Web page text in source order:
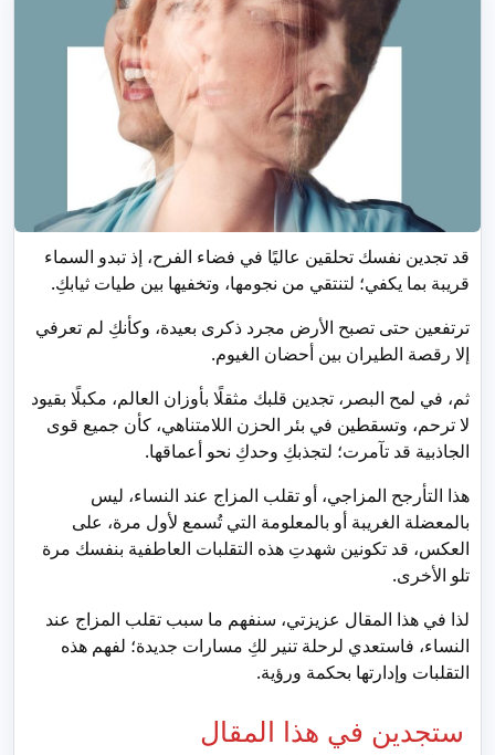
قد تجدين نفسك تحلقين عاليًا في فضاء الفرح، إذ تبدو السماء
قريبة بما يكفي؛ لتنتقي من نجومها، وتخفيها بين طيات ثيابكِ.
ترتفعين حتى تصبح الأرض مجرد ذكرى بعيدة، وكأنكِ لم تعرفي
إلا رقصة الطيران بين أحضان الغيوم.
ثم، في لمح البصر، تجدين قلبك مثقلًا بأوزان العالم، مكبلًا بقيود
لا ترحم، وتسقطين في بئر الحزن اللامتناهي، كأن جميع قوى
الجاذبية قد تآمرت؛ لتجذبكِ وحدكِ نحو أعماقها.
هذا التأرجح المزاجي، أو تقلب المزاج عند النساء، ليس
بالمعضلة الغريبة أو بالمعلومة التي تُسمع لأول مرة، على
العكس، قد تكونين شهدتِ هذه التقلبات العاطفية بنفسك مرة
تلو الأخرى.
لذا في هذا المقال عزيزتي، سنفهم ما سبب تقلب المزاج عند
النساء، فاستعدي لرحلة تنير لكِ مسارات جديدة؛ لفهم هذه
التقلبات وإدارتها بحكمة ورؤية.
ستجدين في هذا المقال